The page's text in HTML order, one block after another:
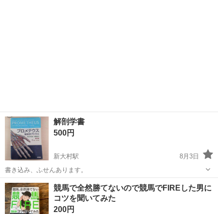
解剖学書
500円
新大村駅
8月3日
書き込み、ふせんあります。
長崎 大村市 新大村駅 医学、薬学、看護
競馬で全然勝てないので競馬でFIREした男に
コツを聞いてみた
200円